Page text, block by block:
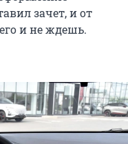
зачет, и от
и не ждешь.